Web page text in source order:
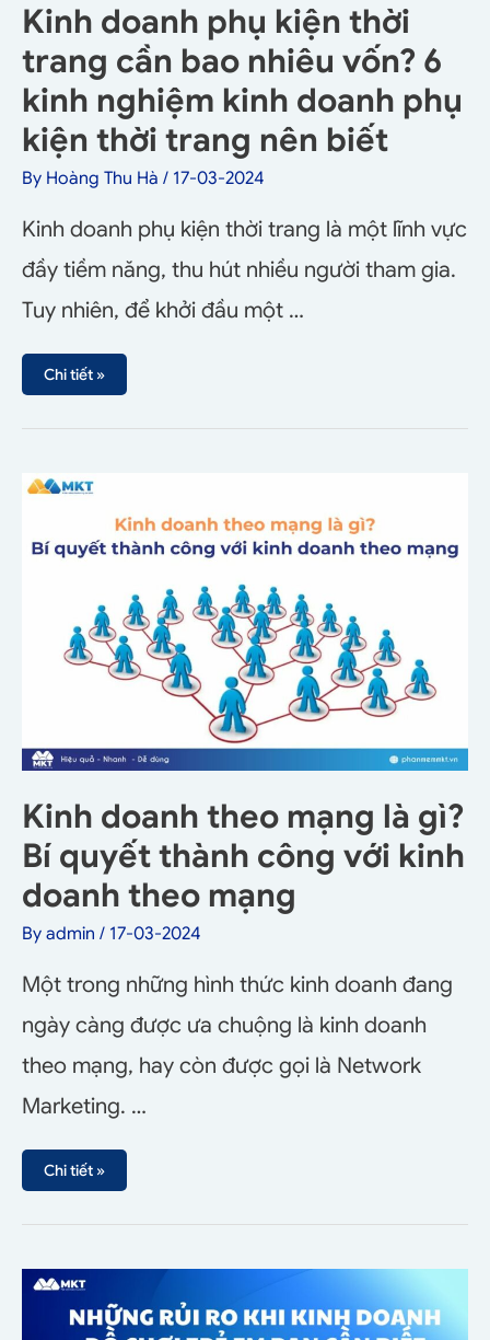
Kinh doanh phụ kiện thời
trang cần bao nhiêu vốn? 6
kinh nghiệm kinh doanh phụ
kiện thời trang nên biết
By Hoàng Thu Hà / 17-03-2024
Kinh doanh phụ kiện thời trang là một lĩnh vực
đầy tiềm năng, thu hút nhiều người tham gia.
Tuy nhiên, để khởi đầu một …
Chi tiết »
Kinh doanh theo mạng là gì?
Bí quyết thành công với kinh
doanh theo mạng
By admin / 17-03-2024
Một trong những hình thức kinh doanh đang
ngày càng được ưa chuộng là kinh doanh
theo mạng, hay còn được gọi là Network
Marketing. …
Chi tiết »